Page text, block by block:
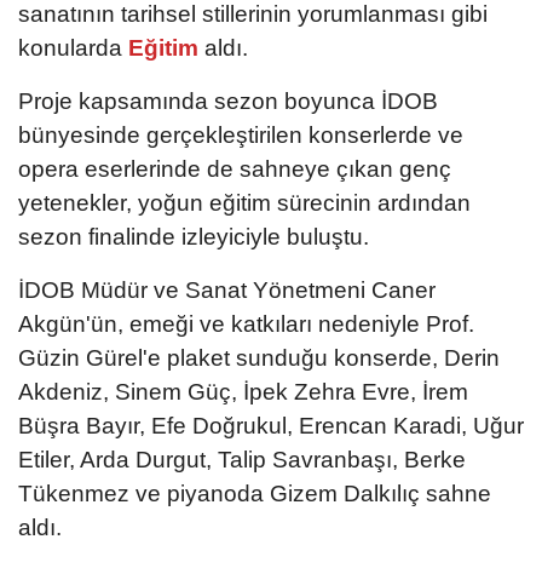
sanatının tarihsel stillerinin yorumlanması gibi
konularda Eğitim aldı.
Proje kapsamında sezon boyunca İDOB
bünyesinde gerçekleştirilen konserlerde ve
opera eserlerinde de sahneye çıkan genç
yetenekler, yoğun eğitim sürecinin ardından
sezon finalinde izleyiciyle buluştu.
İDOB Müdür ve Sanat Yönetmeni Caner
Akgün'ün, emeği ve katkıları nedeniyle Prof.
Güzin Gürel'e plaket sunduğu konserde, Derin
Akdeniz, Sinem Güç, İpek Zehra Evre, İrem
Büşra Bayır, Efe Doğrukul, Erencan Karadi, Uğur
Etiler, Arda Durgut, Talip Savranbaşı, Berke
Tükenmez ve piyanoda Gizem Dalkılıç sahne
aldı.